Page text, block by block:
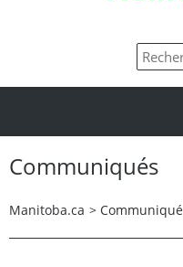
Communiqués
Manitoba.ca >